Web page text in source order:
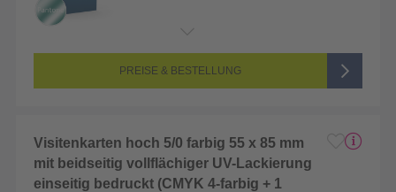
Seitenanzahl: 1-seitig (Vorderseite bedruckt, Rückseite unbedruckt)
5/0-farbig (vollfarbig bedruckt + 1 Sonderfarbe)
PREISE & BESTELLUNG
Visitenkarten hoch 5/0 farbig 55 x 85 mm
mit beidseitig vollflächiger UV-Lackierung
einseitig bedruckt (CMYK 4-farbig + 1